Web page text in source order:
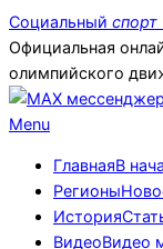
Skip
to
content
Социальный спорт
Официальная
олимпийского
Primary
Menu
Menu
ГлавнаяВ
Регионы
История
ВидеоВидео